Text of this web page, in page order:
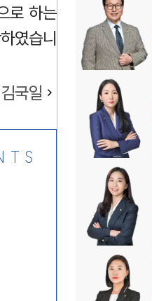
로 하는
였습니
김국일